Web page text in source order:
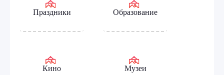
Праздники Образование
Кино Музеи